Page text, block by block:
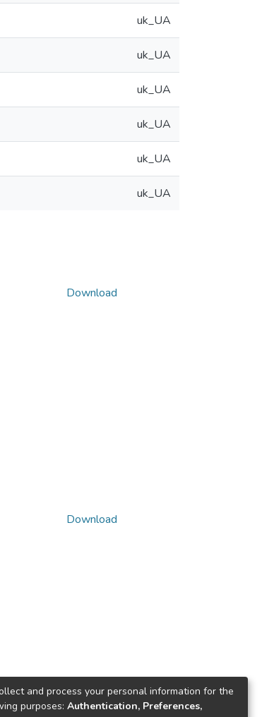
uk_UA
uk_UA
uk_UA
uk_UA
uk_UA
uk_UA
Download
Download
and process your personal information for the
purposes: Authentication, Preferences,